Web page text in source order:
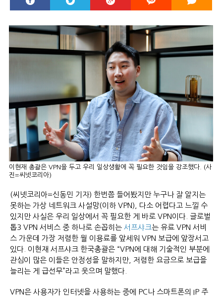
이현재 총괄은 VPN을 두고 우리 일상생활에 꼭 필요한 것임을 강조했다. (사
진=씨넷코리아)
(씨넷코리아=신동민 기자) 한번쯤 들어봤지만 누구나 잘 알지는
못하는 가상 네트워크 사설망(이하 VPN), 다소 어렵다고 느낄 수
있지만 사실은 우리 일상에서 꼭 필요한 게 바로 VPN이다. 글로벌
톱3 VPN 서비스 중 하나로 손꼽히는 서프샤크는 유료 VPN 서비
스 가운데 가장 저렴한 월 이용료를 앞세워 VPN 보급에 앞장서고
있다. 이현재 서프샤크 한국총괄은 “VPN에 대해 기술적인 부분에
관심이 많은 이들은 안정성을 말하지만, 저렴한 요금으로 보급을
늘리는 게 급선무”라고 웃으며 말했다.
VPN은 사용자가 인터넷을 사용하는 중에 PC나 스마트폰의 IP 주